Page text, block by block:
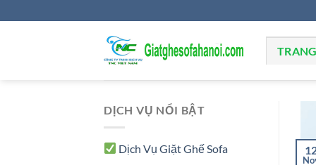
to
DỊCH VỤ NỔI BẬT
Dịch Vụ Giặt Ghế Sofa